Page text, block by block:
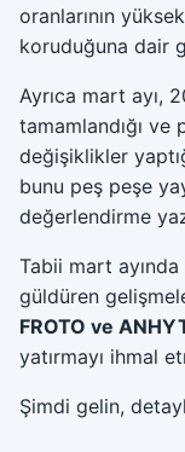
oranlarının
koruduğuna dair
Ayrıca mart ayı,
tamamlandığı
değişiklikler
bunu peş peşe
değerlendirme
Tabii mart
güldüren
FROTO ve
yatırmayı ihmal
Şimdi gelin,